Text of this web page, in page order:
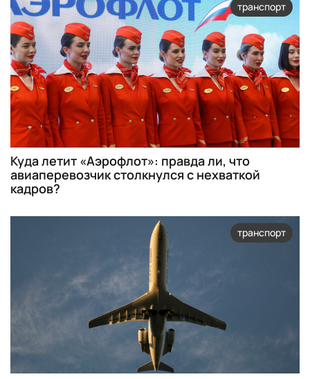
транспорт
Куда летит «Аэрофлот»: правда ли, что
авиаперевозчик столкнулся с нехваткой
кадров?
транспорт